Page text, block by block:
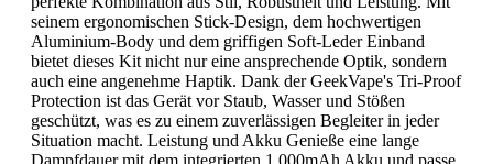
seinem ergonomischen Stick-Design, dem hochwertigen
Aluminium-Body und dem griffigen Soft-Leder Einband
bietet dieses Kit nicht nur eine ansprechende Optik, sondern
auch eine angenehme Haptik. Dank der GeekVape's Tri-Proof
Protection ist das Gerät vor Staub, Wasser und Stößen
geschützt, was es zu einem zuverlässigen Begleiter in jeder
Situation macht. Leistung und Akku Genieße eine lange